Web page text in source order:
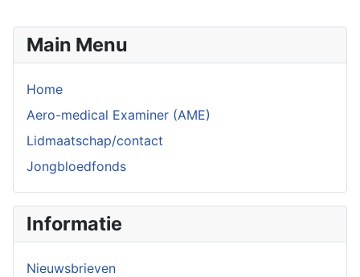
Main Menu
Home
Aero-medical Examiner (AME)
Lidmaatschap/contact
Jongbloedfonds
Informatie
Nieuwsbrieven